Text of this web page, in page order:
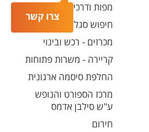
צרו קשר
מפות ודרכי הגעה
חיפוש סגל ופרטי קשר
מכרזים - רכש ובינוי
קריירה - משרות פתוחות
החלפת סיסמה ארגונית
מרכז הספורט והנופש
ע"ש סילבן אדמס
חירום